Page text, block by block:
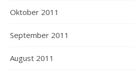
Oktober 2011
September 2011
August 2011